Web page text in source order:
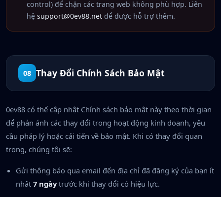
control) để chặn các trang web không phù hợp. Liên
hệsupport@0ev88.net để được hỗ trợ thêm.
08 Thay Đổi Chính Sách Bảo Mật
0ev88 có thể cập nhật Chính sách bảo mật này theo thời gian
để phản ánh các thay đổi trong hoạt động kinh doanh, yêu
cầu pháp lý hoặc cải tiến về bảo mật. Khi có thay đổi quan
trọng, chúng tôi sẽ:
Gửi thông báo qua email đến địa chỉ đã đăng ký của bạn ít
nhất 7 ngàytrước khi thay đổi có hiệu lực.